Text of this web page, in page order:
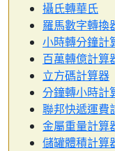
攝氏轉華氏
羅馬數字轉換
小時轉分鐘計
百萬轉億計算
立方碼計算器
分鐘轉小時計
聯邦快遞運費
金屬重量計算
儲罐體積計算